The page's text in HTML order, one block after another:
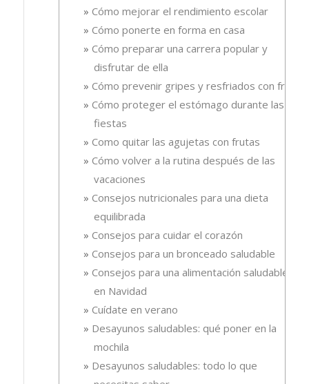
Cómo mejorar el rendimiento escolar
Cómo ponerte en forma en casa
Cómo preparar una carrera popular y
disfrutar de ella
Cómo prevenir gripes y resfriados con fruta.
Cómo proteger el estómago durante las
fiestas
Como quitar las agujetas con frutas
Cómo volver a la rutina después de las
vacaciones
Consejos nutricionales para una dieta
equilibrada
Consejos para cuidar el corazón
Consejos para un bronceado saludable
Consejos para una alimentación saludable
en Navidad
Cuídate en verano
Desayunos saludables: qué poner en la
mochila
Desayunos saludables: todo lo que